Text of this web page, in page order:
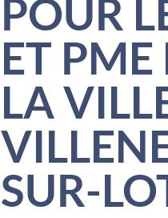
POUR
ET
LA
SUR-